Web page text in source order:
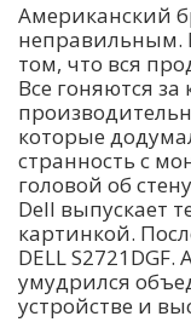
Американский
неправильным.
том, что вся
Все гоняются за
которые
странность с
головой об
Dell выпускает
картинкой.
DELL
умудрился
устройстве и